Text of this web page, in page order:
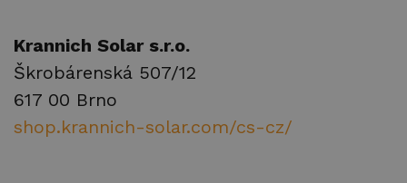
Krannich Solar s.r.o.
Škrobárenská 507/12
617 00 Brno
shop.krannich-solar.com/cs-cz/
Kontakty